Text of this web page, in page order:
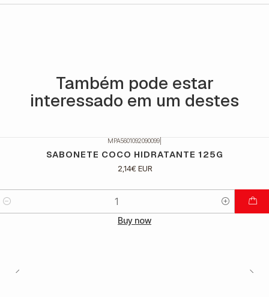
Também pode estar
interessado em um destes
MPA5601092090099
SABONETE COCO HIDRATANTE 125G
2,14€ EUR
Buy now